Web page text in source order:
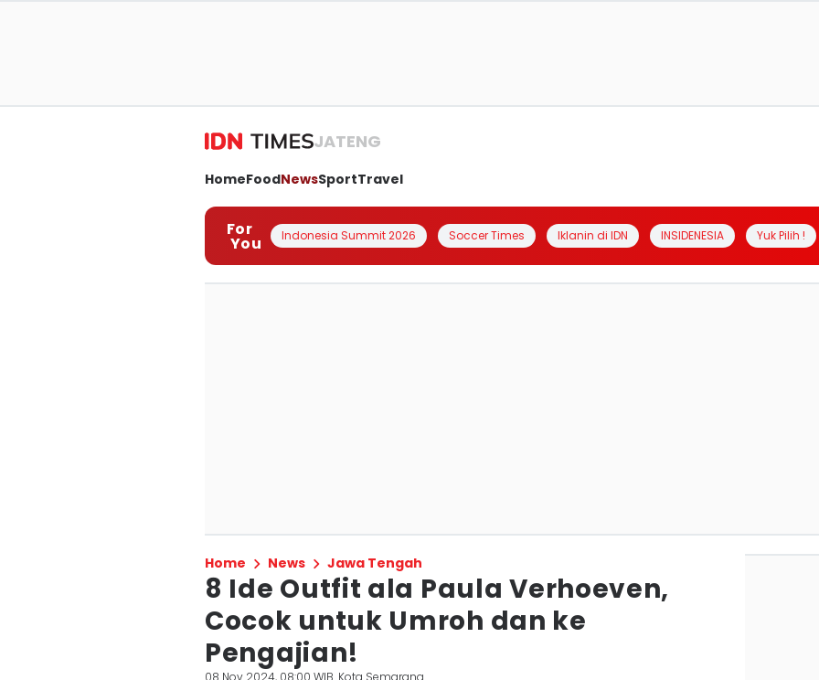
JATENG
HomeFoodNewsSportTravel
For
You Indonesia Summit 2026 Soccer Times Iklanin di IDN INSIDENESIA Yuk Pilih !
Home News Jawa Tengah
8 Ide Outfit ala Paula Verhoeven,
Cocok untuk Umroh dan ke
Pengajian!
08 Nov 2024, 08:00 WIB Kota Semarang